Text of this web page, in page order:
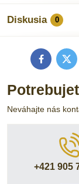
Diskusia 0
Facebook
Neváhajte nás
+421 905